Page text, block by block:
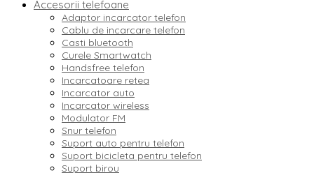
Accesorii telefoane
Adaptor incarcator telefon
Cablu de incarcare telefon
Casti bluetooth
Curele Smartwatch
Handsfree telefon
Incarcatoare retea
Incarcator auto
Incarcator wireless
Modulator FM
Snur telefon
Suport auto pentru telefon
Suport bicicleta pentru telefon
Suport birou